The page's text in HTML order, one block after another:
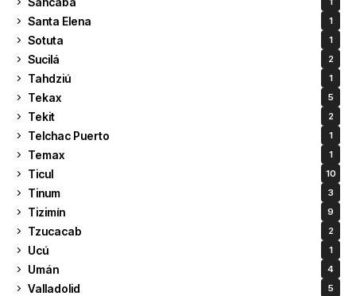
Santa Elena 1
Sotuta 1
Sucilá 2
Tahdziú 1
Tekax 5
Tekit 2
Telchac Puerto 1
Temax 1
Ticul 10
Tinum 3
Tizimín 9
Tzucacab 2
Ucú 1
Umán 4
Valladolid 5